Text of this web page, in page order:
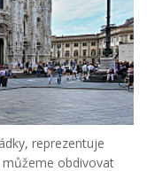
reprezentuje
obdivovat